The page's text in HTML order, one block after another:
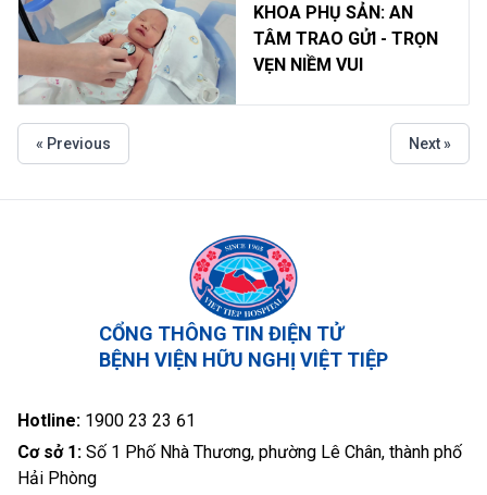
KHOA PHỤ SẢN: AN
TÂM TRAO GỬI - TRỌN
VẸN NIỀM VUI
« Previous Next »
CỔNG THÔNG TIN ĐIỆN TỬ
BỆNH VIỆN HỮU NGHỊ VIỆT TIỆP
Hotline: 1900 23 23 61
Cơ sở 1: Số 1 Phố Nhà Thương, phường Lê Chân, thành phố
Hải Phòng